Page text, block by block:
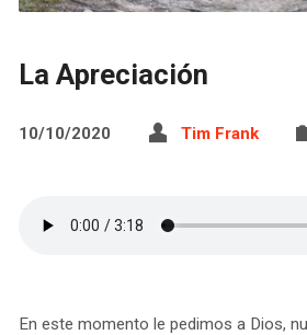
La Apreciación
10/10/2020 Tim Frank
En este momento le pedimos a Dios,